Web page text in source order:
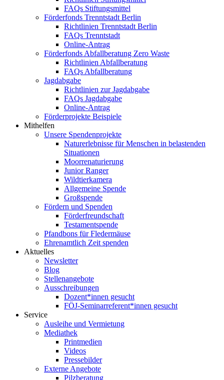
FAQs Stiftungsmittel
Förderfonds Trenntstadt Berlin
Richtlinien Trenntstadt Berlin
FAQs Trenntstadt
Online-Antrag
Förderfonds Abfallberatung Zero Waste
Richtlinien Abfallberatung
FAQs Abfallberatung
Jagdabgabe
Richtlinien zur Jagdabgabe
FAQs Jagdabgabe
Online-Antrag
Förderprojekte Beispiele
Mithelfen
Unsere Spendenprojekte
Naturerlebnisse für Menschen in belastenden
Situationen
Moorrenaturierung
Junior Ranger
Wildtierkamera
Allgemeine Spende
Großspende
Fördern und Spenden
Förderfreundschaft
Testamentspende
Pfandbons für Fledermäuse
Ehrenamtlich Zeit spenden
Aktuelles
Newsletter
Blog
Stellenangebote
Ausschreibungen
Dozent*innen gesucht
FÖJ-Seminarreferent*innen gesucht
Service
Ausleihe und Vermietung
Mediathek
Printmedien
Videos
Pressebilder
Externe Angebote
Pilzberatung